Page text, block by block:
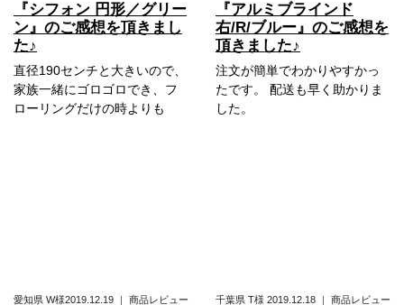
『シフォン 円形／グリー
ン』のご感想を頂きまし
た♪
直径190センチと大きいので、
家族一緒にゴロゴロでき、フ
ローリングだけの時よりも
『アルミブラインド
右/R/ブルー』のご感想を
頂きました♪
注文が簡単でわかりやすかっ
たです。 配送も早く助かりま
した。
愛知県 W様2019.12.19 ｜ 商品レビュー 千葉県 T様 2019.12.18 ｜ 商品レビュー